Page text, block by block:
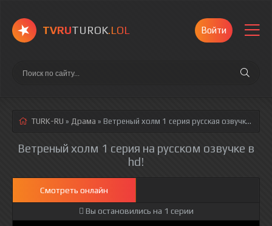
TVRUTUROK.LOL Войти
TURK-RU » Драма » Ветреный холм 1 серия русская озвучка полностью смотреть онлайн!
Ветреный холм 1 серия на русском озвучке в
hd!
Смотреть онлайн
Вы остановились на 1 серии